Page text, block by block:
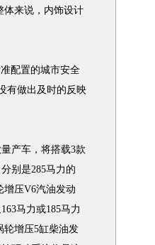
体来说，内饰设计
配置的城市安全
有做出及时的反映
车，将搭载3款
别是285马力的
增压V6汽油发动
马力或185马力
轮增压5缸柴油发